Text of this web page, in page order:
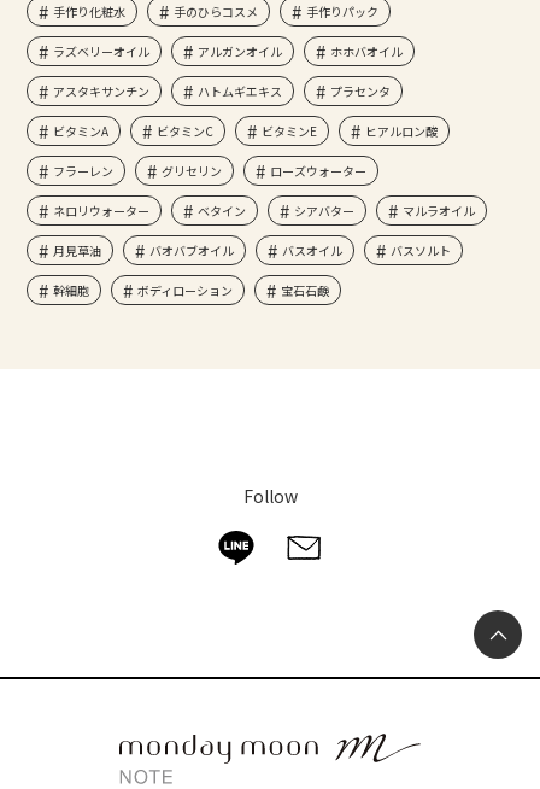
手作り化粧水 手のひらコスメ 手作りパック
ラズベリーオイル アルガンオイル ホホバオイル
アスタキサンチン ハトムギエキス プラセンタ
ビタミンA ビタミンC ビタミンE ヒアルロン酸
フラーレン グリセリン ローズウォーター
ネロリウォーター ベタイン シアバター マルラオイル
月見草油 バオバブオイル バスオイル バスソルト
幹細胞 ボディローション 宝石石鹸
Follow